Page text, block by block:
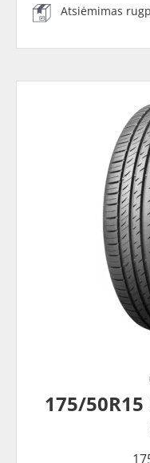
Atsiėmimas
175/50R15